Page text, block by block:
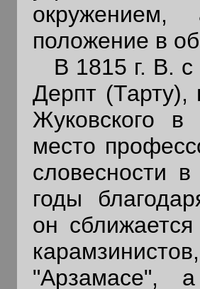
положение в
В 1815 г. В. с
Дерпт (Тарту),
Жуковского
место
словесности
годы
он
"Арзамасе",